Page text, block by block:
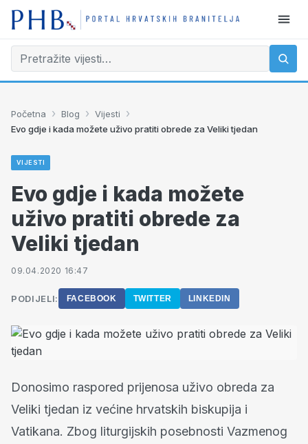
Početna › Blog › Vijesti ›
Evo gdje i kada možete uživo pratiti obrede za Veliki tjedan
VIJESTI
Evo gdje i kada možete
uživo pratiti obrede za
Veliki tjedan
09.04.2020 16:47
PODIJELI: FACEBOOK TWITTER LINKEDIN
Donosimo raspored prijenosa uživo obreda za
Veliki tjedan iz većine hrvatskih biskupija i
Vatikana. Zbog liturgijskih posebnosti Vazmenog